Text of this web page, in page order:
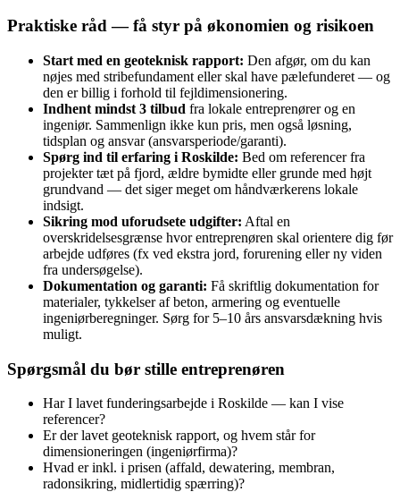
Praktiske råd — få styr på økonomien og risikoen
Start med en geoteknisk rapport: Den afgør, om du kan
nøjes med stribefundament eller skal have pælefunderet — og
den er billig i forhold til fejldimensionering.
Indhent mindst 3 tilbud fra lokale entreprenører og en
ingeniør. Sammenlign ikke kun pris, men også løsning,
tidsplan og ansvar (ansvarsperiode/garanti).
Spørg ind til erfaring i Roskilde: Bed om referencer fra
projekter tæt på fjord, ældre bymidte eller grunde med højt
grundvand — det siger meget om håndværkerens lokale
indsigt.
Sikring mod uforudsete udgifter: Aftal en
overskridelsesgrænse hvor entreprenøren skal orientere dig før
arbejde udføres (fx ved ekstra jord, forurening eller ny viden
fra undersøgelse).
Dokumentation og garanti: Få skriftlig dokumentation for
materialer, tykkelser af beton, armering og eventuelle
ingeniørberegninger. Sørg for 5–10 års ansvarsdækning hvis
muligt.
Spørgsmål du bør stille entreprenøren
Har I lavet funderingsarbejde i Roskilde — kan I vise
referencer?
Er der lavet geoteknisk rapport, og hvem står for
dimensioneringen (ingeniørfirma)?
Hvad er inkl. i prisen (affald, dewatering, membran,
radonsikring, midlertidig spærring)?